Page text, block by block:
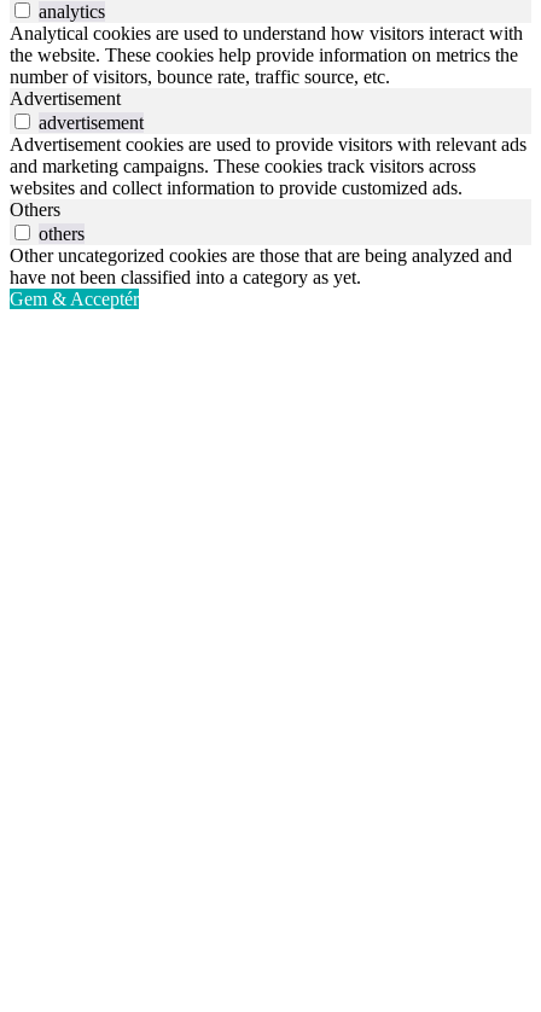
analytics
Analytical cookies are used to understand how visitors interact with
the website. These cookies help provide information on metrics the
number of visitors, bounce rate, traffic source, etc.
Advertisement
advertisement
Advertisement cookies are used to provide visitors with relevant ads
and marketing campaigns. These cookies track visitors across
websites and collect information to provide customized ads.
Others
others
Other uncategorized cookies are those that are being analyzed and
have not been classified into a category as yet.
Gem & Acceptér